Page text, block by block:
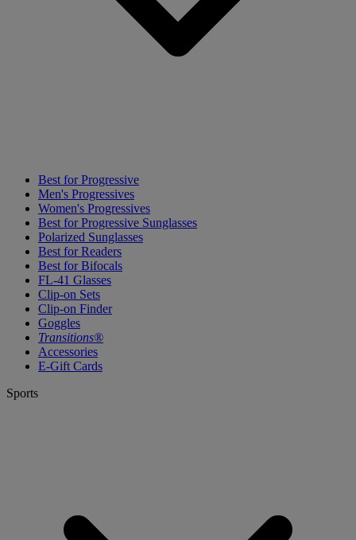
Best for Progressive
Men's Progressives
Women's Progressives
Best for Progressive Sunglasses
Polarized Sunglasses
Best for Readers
Best for Bifocals
FL-41 Glasses
Clip-on Sets
Clip-on Finder
Goggles
Transitions®
Accessories
E-Gift Cards
Sports